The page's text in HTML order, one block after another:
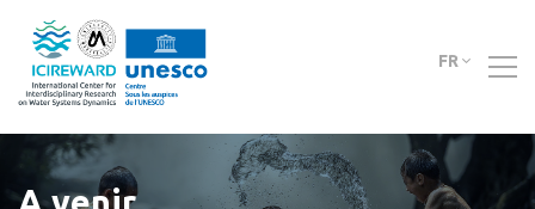
FR